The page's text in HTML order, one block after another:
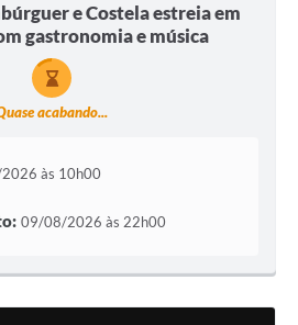
e Costela estreia em
gastronomia e música
acabando...
às 10h00
09/08/2026 às 22h00